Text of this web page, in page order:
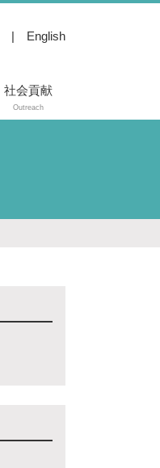
| English
社会貢献
Outreach